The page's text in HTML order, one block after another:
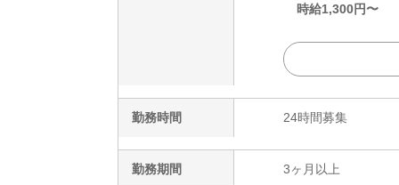
時給1,300円〜
勤務時間 24時間募集
勤務期間 3ヶ月以上